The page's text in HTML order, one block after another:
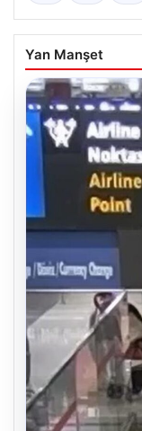
Yan Manşet
04.08.2026
Olmaz
yıldırım
kaybetti
Piyasa Verileri
USD
EUR